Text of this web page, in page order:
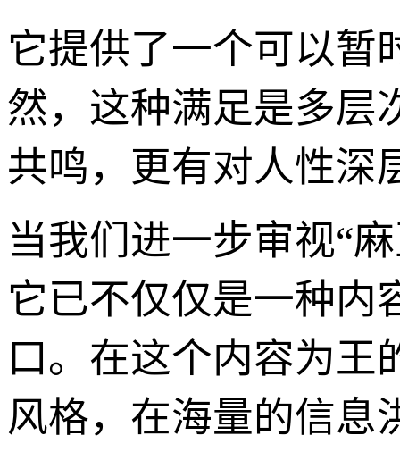
它提供了一个可以暂
然，这种满足是多层
共鸣，更有对人性深
当我们进一步审视“
它已不仅仅是一种内
口。在这个内容为王
风格，在海量的信息